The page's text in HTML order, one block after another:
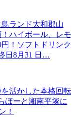
ランド大和郡山
ハイボール、レモ
！ソフトドリンク
日8月31 日…
活かした本格回転
ぽーと湘南平塚に
！